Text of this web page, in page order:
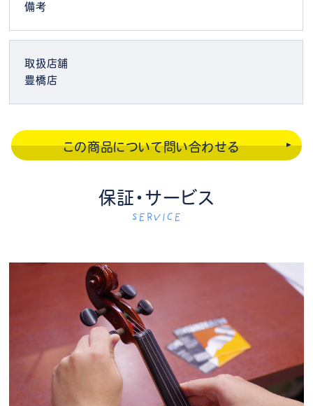
備考
取扱店舗
豊橋店
この商品について問い合わせる
保証・サービス
SERVICE